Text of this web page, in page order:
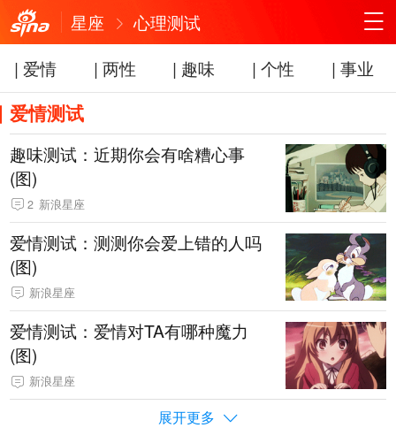
星座
心理测试
| 爱情
| 两性 | 趣味 | 个性 | 事业
爱情测试
趣味测试：近期你会有啥糟心事
(图)
2 新浪星座
爱情测试：测测你会爱上错的人吗
(图)
新浪星座
爱情测试：爱情对TA有哪种魔力
(图)
新浪星座
展开更多